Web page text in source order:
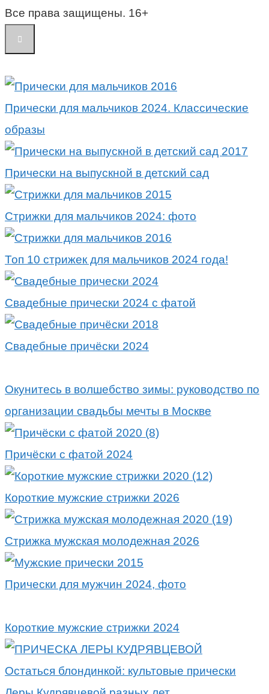
Все права защищены. 16+
Прически для мальчиков 2024. Классические
образы
Прически на выпускной в детский сад
Стрижки для мальчиков 2024: фото
Топ 10 стрижек для мальчиков 2024 года!
Свадебные прически 2024 с фатой
Свадебные причёски 2024
Окунитесь в волшебство зимы: руководство по
организации свадьбы мечты в Москве
Причёски с фатой 2024
Короткие мужские стрижки 2026
Стрижка мужская молодежная 2026
Прически для мужчин 2024, фото
Короткие мужские стрижки 2024
Остаться блондинкой: культовые прически